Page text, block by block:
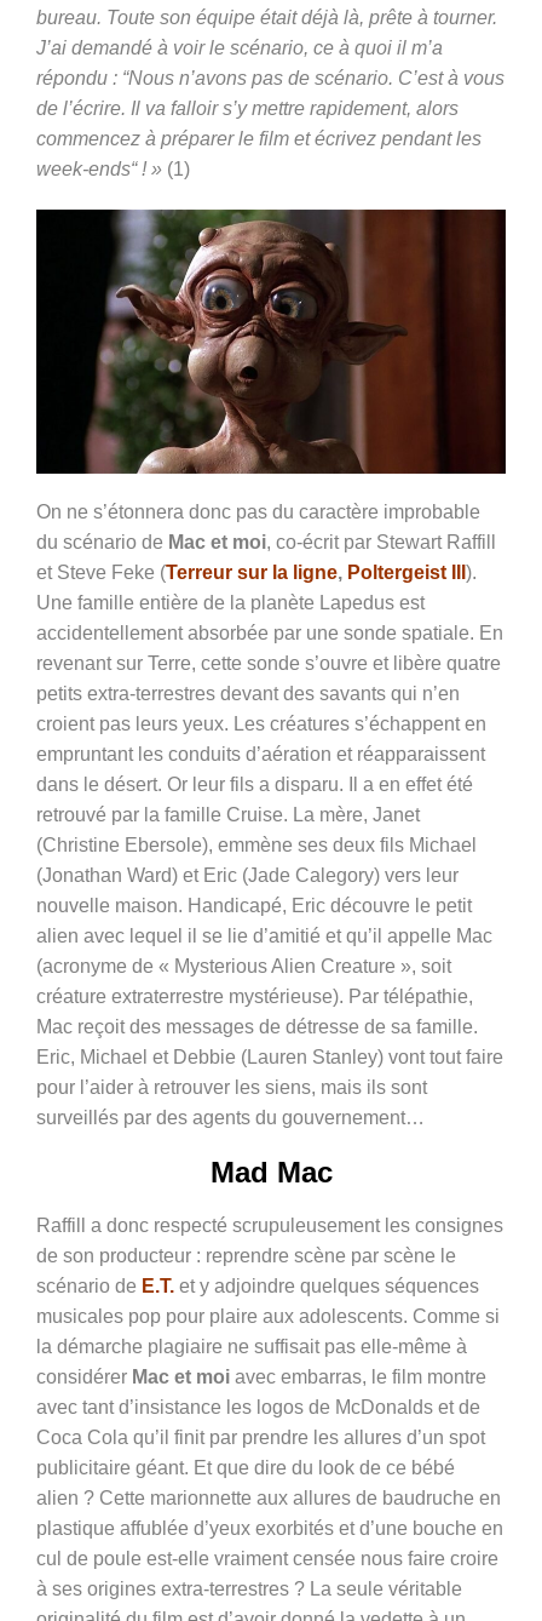
bureau. Toute son équipe était déjà là, prête à tourner.
J’ai demandé à voir le scénario, ce à quoi il m’a
répondu : “Nous n’avons pas de scénario. C’est à vous
de l’écrire. Il va falloir s’y mettre rapidement, alors
commencez à préparer le film et écrivez pendant les
week-ends“ ! » (1)
On ne s’étonnera donc pas du caractère improbable
du scénario de Mac et moi, co-écrit par Stewart Raffill
et Steve Feke (Terreur sur la ligne, Poltergeist III ).
Une famille entière de la planète Lapedus est
accidentellement absorbée par une sonde spatiale. En
revenant sur Terre, cette sonde s’ouvre et libère quatre
petits extra-terrestres devant des savants qui n’en
croient pas leurs yeux. Les créatures s’échappent en
empruntant les conduits d’aération et réapparaissent
dans le désert. Or leur fils a disparu. Il a en effet été
retrouvé par la famille Cruise. La mère, Janet
(Christine Ebersole), emmène ses deux fils Michael
(Jonathan Ward) et Eric (Jade Calegory) vers leur
nouvelle maison. Handicapé, Eric découvre le petit
alien avec lequel il se lie d’amitié et qu’il appelle Mac
(acronyme de « Mysterious Alien Creature », soit
créature extraterrestre mystérieuse). Par télépathie,
Mac reçoit des messages de détresse de sa famille.
Eric, Michael et Debbie (Lauren Stanley) vont tout faire
pour l’aider à retrouver les siens, mais ils sont
surveillés par des agents du gouvernement…
Mad Mac
Raffill a donc respecté scrupuleusement les consignes
de son producteur : reprendre scène par scène le
scénario de E.T. et y adjoindre quelques séquences
musicales pop pour plaire aux adolescents. Comme si
la démarche plagiaire ne suffisait pas elle-même à
considérer Mac et moi avec embarras, le film montre
avec tant d’insistance les logos de McDonalds et de
Coca Cola qu’il finit par prendre les allures d’un spot
publicitaire géant. Et que dire du look de ce bébé
alien ? Cette marionnette aux allures de baudruche en
plastique affublée d’yeux exorbités et d’une bouche en
cul de poule est-elle vraiment censée nous faire croire
à ses origines extra-terrestres ? La seule véritable